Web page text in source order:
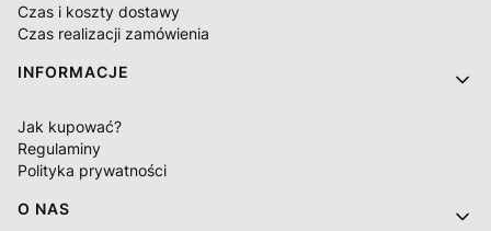
Czas i koszty dostawy
Czas realizacji zamówienia
INFORMACJE
Jak kupować?
Regulaminy
Polityka prywatności
O NAS